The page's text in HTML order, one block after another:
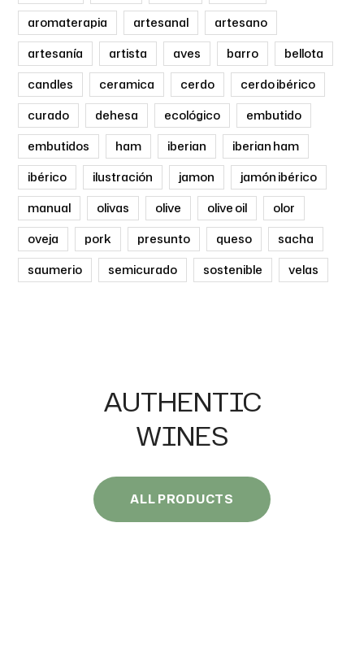
aromaterapia
artesanal
artesano
artesanía
artista aves barro
bellota
candles
ceramica cerdo
cerdo ibérico
curado
dehesa ecológico
embutido
embutidos
ham iberian
iberian ham
ibérico
ilustración jamon
jamón ibérico
manual
olivas olive olive oil
olor
oveja
pork presunto queso
sacha
saumerio
semicurado sostenible velas
AUTHENTIC
WINES
ALL PRODUCTS